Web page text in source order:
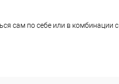
сам по себе или в комбинации с